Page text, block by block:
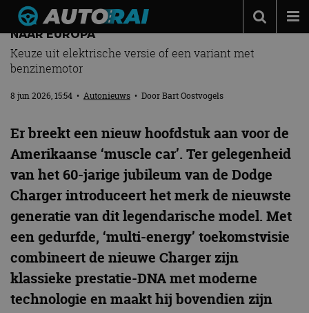
Autonieuws
Podcast
Autotests
Automerken
Adverteren
Contact
MotorRAI.nl
ICOON KEERT TERUG: DODGE CHARGER KOMT
NAAR EUROPA
Keuze uit elektrische versie of een variant met
benzinemotor
8 jun 2026, 15:54 • Autonieuws • DoorBart Oostvogels
Er breekt een nieuw hoofdstuk aan voor de
Amerikaanse ‘muscle car’. Ter gelegenheid
van het 60-jarige jubileum van de Dodge
Charger introduceert het merk de nieuwste
generatie van dit legendarische model. Met
een gedurfde, ‘multi-energy’ toekomstvisie
combineert de nieuwe Charger zijn
klassieke prestatie-DNA met moderne
technologie en maakt hij bovendien zijn